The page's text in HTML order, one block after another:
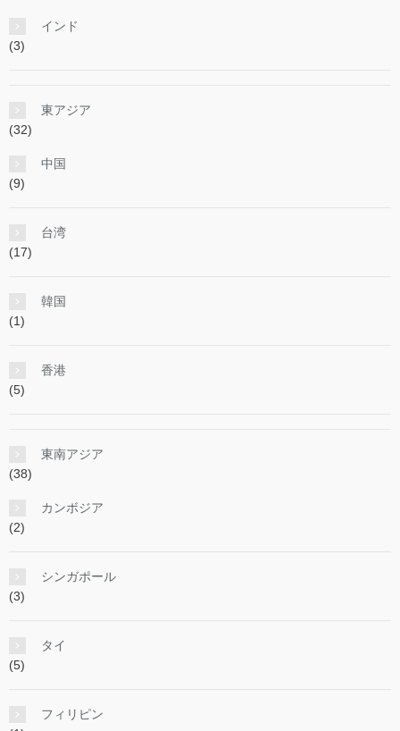
インド
(3)
東アジア
(32)
中国
(9)
台湾
(17)
韓国
(1)
香港
(5)
東南アジア
(38)
カンボジア
(2)
シンガポール
(3)
タイ
(5)
フィリピン